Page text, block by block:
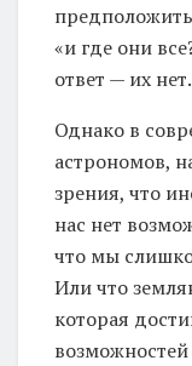
«и где они
ответ — их нет.
Однако в
астрономов,
зрения, что
нас нет
что мы
Или что
которая